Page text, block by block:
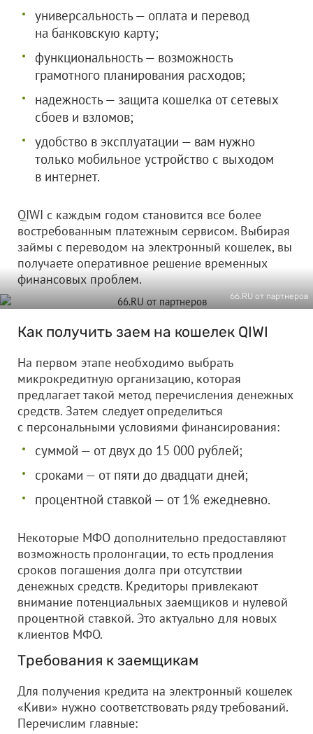
универсальность — оплата и перевод
на банковскую карту;
функциональность — возможность
грамотного планирования расходов;
надежность — защита кошелка от сетевых
сбоев и взломов;
удобство в эксплуатации — вам нужно
только мобильное устройство с выходом
в интернет.
QIWI с каждым годом становится все более
востребованным платежным сервисом. Выбирая
займы с переводом на электронный кошелек, вы
получаете оперативное решение временных
финансовых проблем.
66.RU от партнеров
Как получить заем на кошелек QIWI
На первом этапе необходимо выбрать
микрокредитную организацию, которая
предлагает такой метод перечисления денежных
средств. Затем следует определиться
с персональными условиями финансирования:
суммой — от двух до 15 000 рублей;
сроками — от пяти до двадцати дней;
процентной ставкой — от 1% ежедневно.
Некоторые МФО дополнительно предоставляют
возможность пролонгации, то есть продления
сроков погашения долга при отсутствии
денежных средств. Кредиторы привлекают
внимание потенциальных заемщиков и нулевой
процентной ставкой. Это актуально для новых
клиентов МФО.
Требования к заемщикам
Для получения кредита на электронный кошелек
«Киви» нужно соответствовать ряду требований.
Перечислим главные: